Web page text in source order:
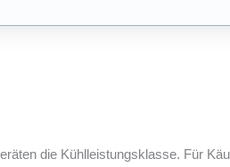
die Kühlleistungsklasse. Für